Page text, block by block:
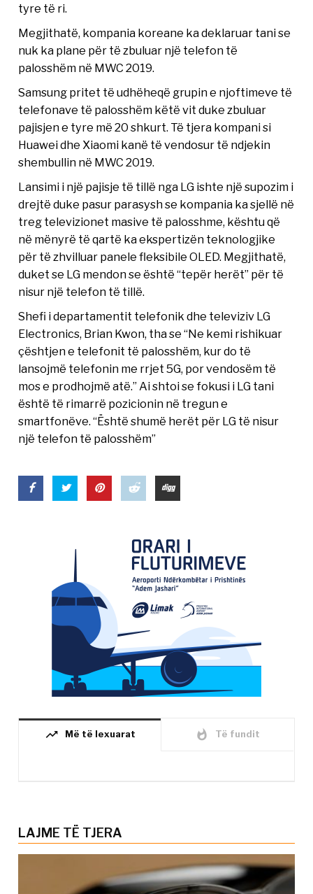
tyre të ri.
Megjithatë, kompania koreane ka deklaruar tani se
nuk ka plane për të zbuluar një telefon të
palosshëm në MWC 2019.
Samsung pritet të udhëheqë grupin e njoftimeve të
telefonave të palosshëm këtë vit duke zbuluar
pajisjen e tyre më 20 shkurt. Të tjera kompani si
Huawei dhe Xiaomi kanë të vendosur të ndjekin
shembullin në MWC 2019.
Lansimi i një pajisje të tillë nga LG ishte një supozim i
drejtë duke pasur parasysh se kompania ka sjellë në
treg televizionet masive të palosshme, kështu që
në mënyrë të qartë ka ekspertizën teknologjike
për të zhvilluar panele fleksibile OLED. Megjithatë,
duket se LG mendon se është “tepër herët” për të
nisur një telefon të tillë.
Shefi i departamentit telefonik dhe televiziv LG
Electronics, Brian Kwon, tha se “Ne kemi rishikuar
çështjen e telefonit të palosshëm, kur do të
lansojmë telefonin me rrjet 5G, por vendosëm të
mos e prodhojmë atë.” Ai shtoi se fokusi i LG tani
është të rimarrë pozicionin në tregun e
smartfonëve. “Është shumë herët për LG të nisur
një telefon të palosshëm”
trending_up Më të lexuarat whatshot Të fundit
LAJME TË TJERA